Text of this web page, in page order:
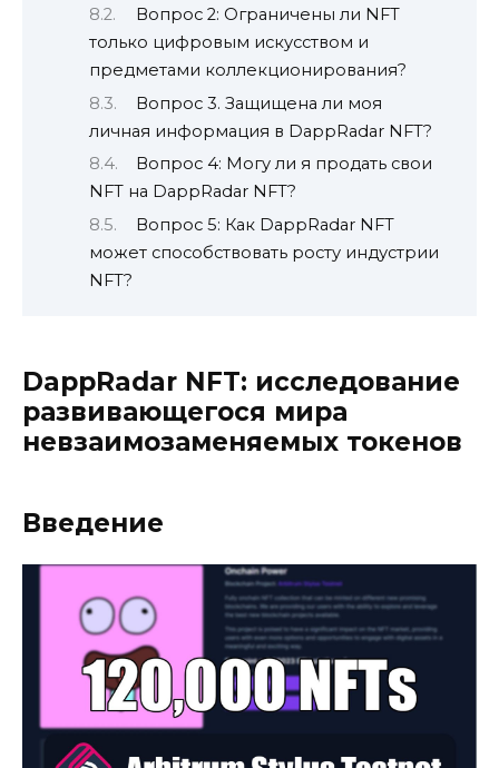
Вопрос 2: Ограничены ли NFT
только цифровым искусством и
предметами коллекционирования?
Вопрос 3. Защищена ли моя
личная информация в DappRadar NFT?
Вопрос 4: Могу ли я продать свои
NFT на DappRadar NFT?
Вопрос 5: Как DappRadar NFT
может способствовать росту индустрии
NFT?
DappRadar NFT: исследование
развивающегося мира
невзаимозаменяемых токенов
Введение